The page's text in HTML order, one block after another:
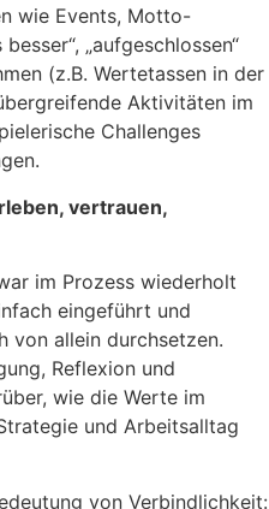
wie Events, Motto-
„aufgeschlossen“
(z.B. Wertetassen in der
Aktivitäten im
Challenges
vertrauen,
im Prozess wiederholt
eingeführt und
von allein durchsetzen.
Reflexion und
wie die Werte im
und Arbeitsalltag
von Verbindlichkeit: